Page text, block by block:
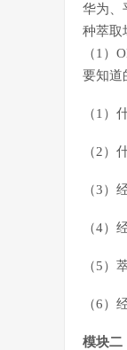
华为、
种萃取
（1）
要知道
（1）
（2）
（3）
（4）
（5）
（6）
模块二